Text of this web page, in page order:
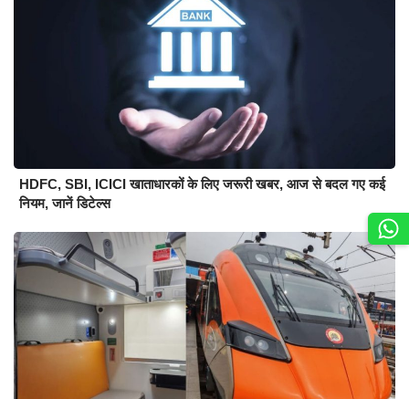
HDFC, SBI, ICICI खाताधारकों के लिए जरूरी खबर, आज से बदल गए कई
नियम, जानें डिटेल्स